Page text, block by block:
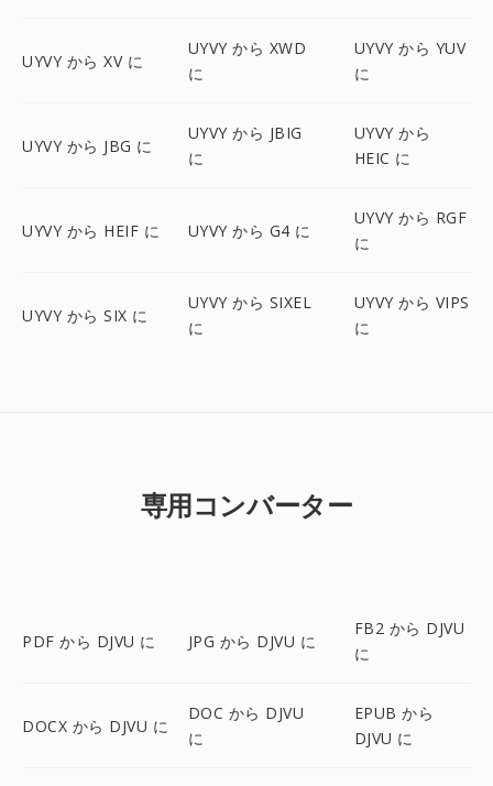
UYVY から XV に
UYVY から XWD
に
UYVY から YUV
に
UYVY から JBG に
UYVY から JBIG
に
UYVY から
HEIC に
UYVY から HEIF に UYVY から G4 に
UYVY から RGF
に
UYVY から SIX に
UYVY から SIXEL
に
UYVY から VIPS
に
専用コンバーター
PDF から DJVU に JPG から DJVU に
FB2 から DJVU
に
DOCX から DJVU に
DOC から DJVU
に
EPUB から
DJVU に